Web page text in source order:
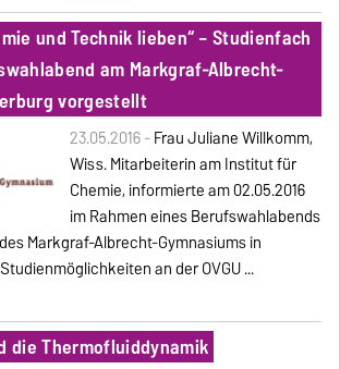
und Technik lieben“ – Studienfach
am Markgraf-Albrecht-
vorgestellt
23.05.2016 -Frau Juliane Willkomm,
Wiss. Mitarbeiterin am Institut für
Chemie, informierte am 02.05.2016
im Rahmen eines Berufswahlabends
Markgraf-Albrecht-Gymnasiums in
an der OVGU ...
die Thermofluiddynamik